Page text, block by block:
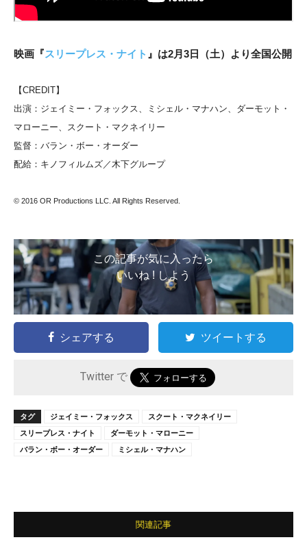
映画『スリープレス・ナイト 』は2月3日（土）より全国公開
【CREDIT】
出演：ジェイミー・フォックス、ミシェル・マナハン、ダーモット・
マローニー、スクート・マクネイリー
監督：バラン・ボー・オーダー
配給：キノフィルムズ／木下グループ
© 2016 OR Productions LLC. All Rights Reserved
この記事が気に入ったら
いいね ! しよう
シェアする ツイートする
Twitter で
タグ ジェイミー・フォックス
スクート・マクネイリー
スリープレス・ナイト
ダーモット・マローニー
バラン・ボー・オーダー
ミシェル・マナハン
関連記事